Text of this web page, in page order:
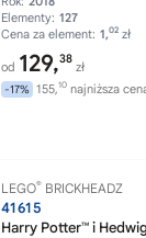
Elementy: 127
Cena za element: 1,02 zł
od 129,38
zł
-17% 155,10 najniższa
LEGO® BRICKHEADZ
41615
Harry Potter™ i